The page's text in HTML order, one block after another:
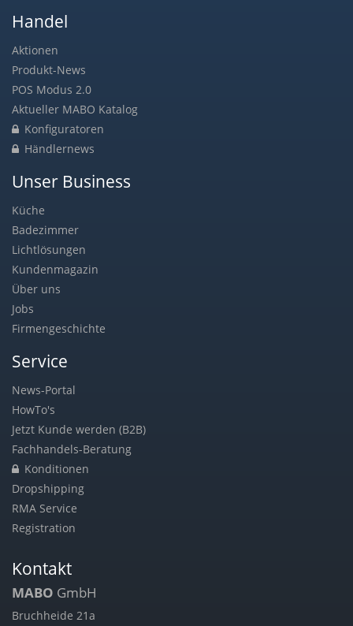
Handel
Aktionen
Produkt-News
POS Modus 2.0
Aktueller MABO Katalog
Konfiguratoren
Händlernews
Unser Business
Küche
Badezimmer
Lichtlösungen
Kundenmagazin
Über uns
Jobs
Firmengeschichte
Service
News-Portal
HowTo's
Jetzt Kunde werden (B2B)
Fachhandels-Beratung
Konditionen
Dropshipping
RMA Service
Registration
Kontakt
MABO GmbH
Bruchheide 21a